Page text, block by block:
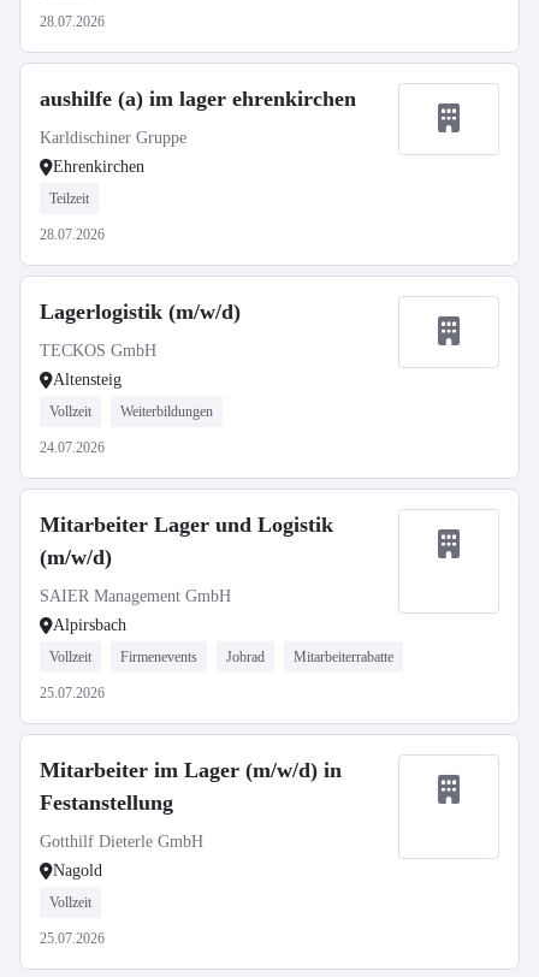
28.07.2026
aushilfe (a) im lager ehrenkirchen
Karldischiner Gruppe
Ehrenkirchen
Teilzeit
28.07.2026
Lagerlogistik (m/w/d)
TECKOS GmbH
Altensteig
Vollzeit Weiterbildungen
24.07.2026
Mitarbeiter Lager und Logistik
(m/w/d)
SAIER Management GmbH
Alpirsbach
Vollzeit Firmenevents Jobrad Mitarbeiterrabatte
25.07.2026
Mitarbeiter im Lager (m/w/d) in
Festanstellung
Gotthilf Dieterle GmbH
Nagold
Vollzeit
25.07.2026